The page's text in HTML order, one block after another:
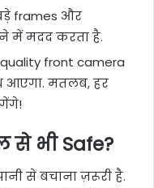
frames और
में मदद करता है.
front camera
आएगा. मतलब, हर
से भी Safe?
से बचाना ज़रूरी है.